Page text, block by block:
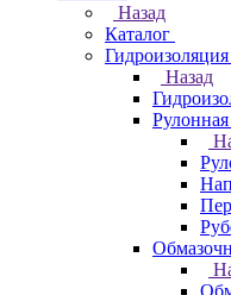
Назад
Каталог
Гидроизоляция
Назад